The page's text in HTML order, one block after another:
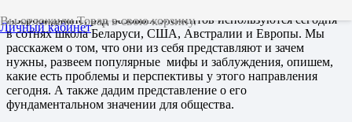
Вы отложилиТоварв свою корзину.
Личный кабинет
Азербайджане, ряд базовых элементов используются сегодня
в сотнях школа Беларуси, США, Австралии и Европы. Мы
расскажем о том, что они из себя представляют и зачем
нужны, развеем популярные мифы и заблуждения, опишем,
какие есть проблемы и перспективы у этого направления
сегодня. А также дадим представление о его
фундаментальном значении для общества.